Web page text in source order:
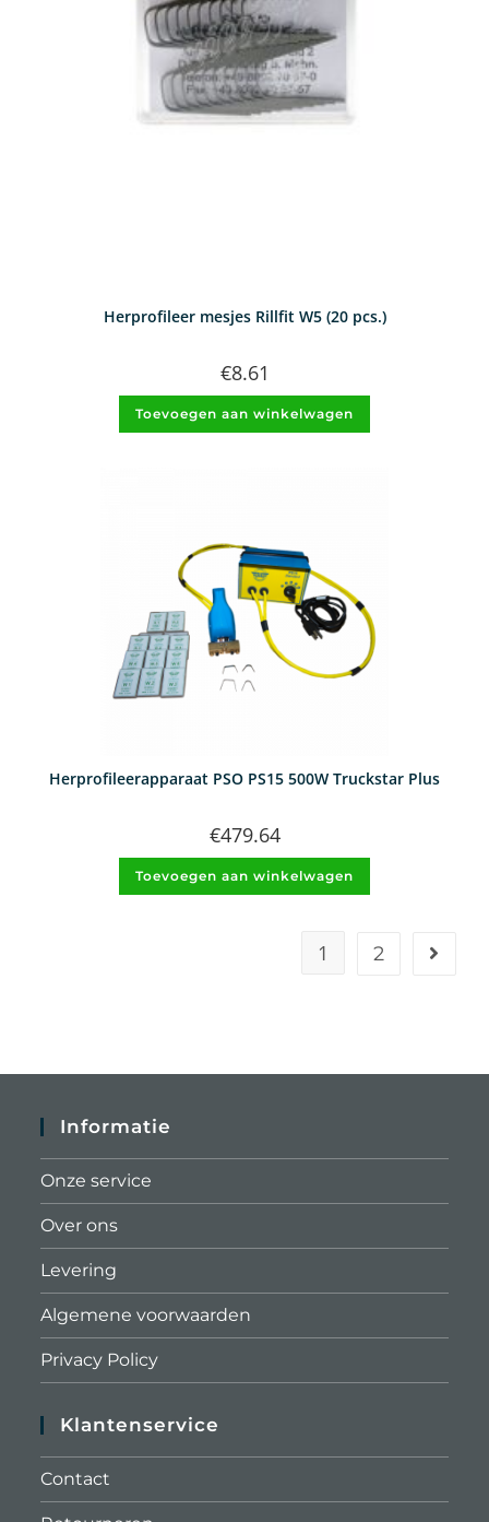
Herprofileer mesjes Rillfit W5 (20 pcs.)
€8.61
Toevoegen aan winkelwagen
Herprofileerapparaat PSO PS15 500W Truckstar Plus
€479.64
Toevoegen aan winkelwagen
1 2
Informatie
Onze service
Over ons
Levering
Algemene voorwaarden
Privacy Policy
Klantenservice
Contact